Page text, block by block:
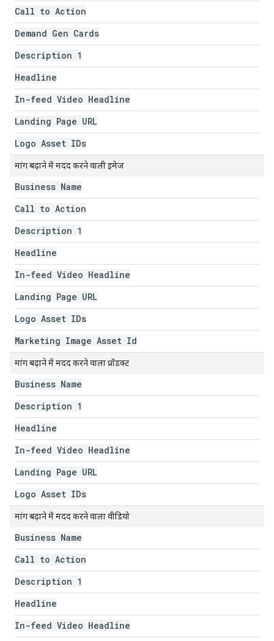
Call to Action
Demand Gen Cards
Description 1
Headline
In-feed Video Headline
Landing Page URL
Logo Asset IDs
मांग बढ़ाने में मदद करने वाली इमेज
Business Name
Call to Action
Description 1
Headline
In-feed Video Headline
Landing Page URL
Logo Asset IDs
Marketing Image Asset Id
मांग बढ़ाने में मदद करने वाला प्रॉडक्ट
Business Name
Description 1
Headline
In-feed Video Headline
Landing Page URL
Logo Asset IDs
मांग बढ़ाने में मदद करने वाला वीडियो
Business Name
Call to Action
Description 1
Headline
In-feed Video Headline